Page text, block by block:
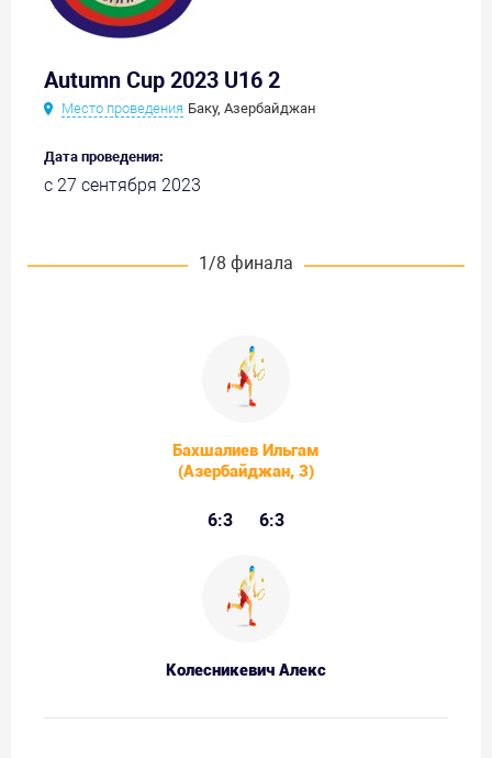
Autumn Cup 2023 U16 2
Место проведения Баку, Азербайджан
Дата проведения:
с 27 сентября 2023
1/8 финала
Бахшалиев Ильгам
(Азербайджан, 3)
6:3 6:3
Колесникевич Алекс